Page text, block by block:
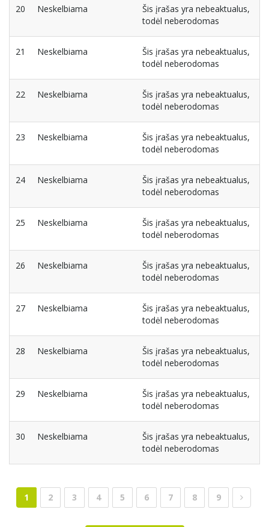
20 Neskelbiama
Šis įrašas yra nebeaktualus,
todėl neberodomas
21 Neskelbiama
Šis įrašas yra nebeaktualus,
todėl neberodomas
22 Neskelbiama
Šis įrašas yra nebeaktualus,
todėl neberodomas
23 Neskelbiama
Šis įrašas yra nebeaktualus,
todėl neberodomas
24 Neskelbiama
Šis įrašas yra nebeaktualus,
todėl neberodomas
25 Neskelbiama
Šis įrašas yra nebeaktualus,
todėl neberodomas
26 Neskelbiama
Šis įrašas yra nebeaktualus,
todėl neberodomas
27 Neskelbiama
Šis įrašas yra nebeaktualus,
todėl neberodomas
28 Neskelbiama
Šis įrašas yra nebeaktualus,
todėl neberodomas
29 Neskelbiama
Šis įrašas yra nebeaktualus,
todėl neberodomas
30 Neskelbiama
Šis įrašas yra nebeaktualus,
todėl neberodomas
1 2 3 4 5 6 7 8 9